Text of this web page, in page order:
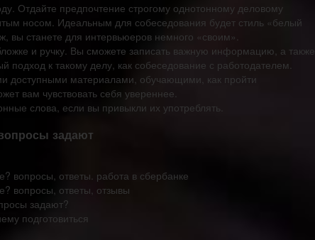
Отдайте предпочтение строгому однотонному деловому
носом. Идеальным для собеседования будет стиль «белый
вы станете для интервьюеров немного «своим».
и ручку. Вы сможете записать важную информацию, а также
подход к такому делу, как собеседование с работодателем.
доступными материалами, обучающими, как пройти
вам чувствовать себя увереннее.
слова, если вы привыкли их употреблять.
задают
вопросы, ответы. работа в сбербанке
вопросы, ответы, отзывы
задают?
подготовиться